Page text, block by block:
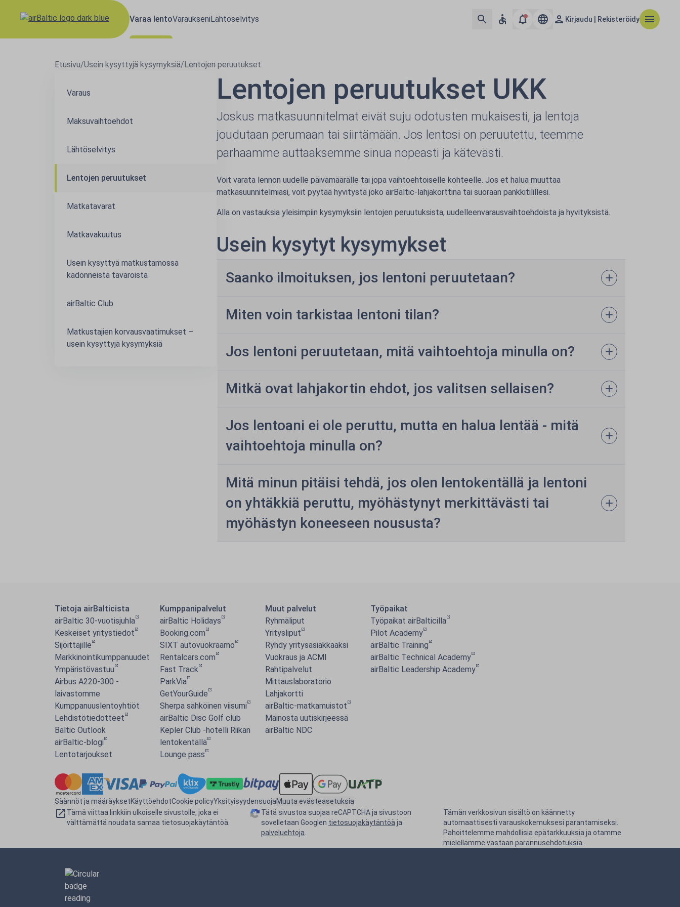
Varaa lentoVaraukseniLähtöselvitys Kirjaudu | Rekisteröidy
Etusivu/Usein kysyttyjä kysymyksiä/Lentojen peruutukset
Varaus
Maksuvaihtoehdot
Lähtöselvitys
Lentojen peruutukset
Matkatavarat
Matkavakuutus
Usein kysyttyä matkustamossa
kadonneista tavaroista
airBaltic Club
Matkustajien korvausvaatimukset –
usein kysyttyjä kysymyksiä
Lentojen peruutukset UKK
Joskus matkasuunnitelmat eivät suju odotusten mukaisesti, ja lentoja
joudutaan perumaan tai siirtämään. Jos lentosi on peruutettu, teemme
parhaamme auttaaksemme sinua nopeasti ja kätevästi.
Voit varata lennon uudelle päivämäärälle tai jopa vaihtoehtoiselle kohteelle. Jos et halua muuttaa
matkasuunnitelmiasi, voit pyytää hyvitystä joko airBaltic-lahjakorttina tai suoraan pankkitilillesi.
Alla on vastauksia yleisimpiin kysymyksiin lentojen peruutuksista, uudelleenvarausvaihtoehdoista ja hyvityksistä.
Usein kysytyt kysymykset
Saanko ilmoituksen, jos lentoni peruutetaan?
Miten voin tarkistaa lentoni tilan?
Jos lentoni peruutetaan, mitä vaihtoehtoja minulla on?
Mitkä ovat lahjakortin ehdot, jos valitsen sellaisen?
Jos lentoani ei ole peruttu, mutta en halua lentää - mitä
vaihtoehtoja minulla on?
Mitä minun pitäisi tehdä, jos olen lentokentällä ja lentoni
on yhtäkkiä peruttu, myöhästynyt merkittävästi tai
myöhästyn koneeseen noususta?
Tietoja airBalticista
airBaltic 30-vuotisjuhla
Keskeiset yritystiedot
Sijoittajille
Markkinointikumppanuudet
Ympäristövastuu
Airbus A220-300 -
laivastomme
Kumppanuuslentoyhtiöt
Lehdistötiedotteet
Baltic Outlook
airBaltic-blogi
Lentotarjoukset
Kumppanipalvelut
airBaltic Holidays
Booking.com
SIXT autovuokraamo
Rentalcars.com
Fast Track
ParkVia
GetYourGuide
Sherpa sähköinen viisumi
airBaltic Disc Golf club
Kepler Club -hotelli Riikan
lentokentällä
Lounge pass
Muut palvelut
Ryhmäliput
Yritysliput
Ryhdy yritysasiakkaaksi
Vuokraus ja ACMI
Rahtipalvelut
Mittauslaboratorio
Lahjakortti
airBaltic-matkamuistot
Mainosta uutiskirjeessä
airBaltic NDC
Työpaikat
Työpaikat airBalticilla
Pilot Academy
airBaltic Training
airBaltic Technical Academy
airBaltic Leadership Academy
Säännöt ja määräyksetKäyttöehdotCookie policyYksityisyydensuojaMuuta evästeasetuksia
Tämä viittaa linkkiin ulkoiselle sivustolle, joka ei
välttämättä noudata samaa tietosuojakäytäntöä.
Tätä sivustoa suojaa reCAPTCHA ja sivustoon
sovelletaan Googlen tietosuojakäytäntöä ja
palveluehtoja
Tämän verkkosivun sisältö on käännetty
automaattisesti varauskokemuksesi parantamiseksi.
Pahoittelemme mahdollisia epätarkkuuksia ja otamme
mielellämme vastaan parannusehdotuksia.